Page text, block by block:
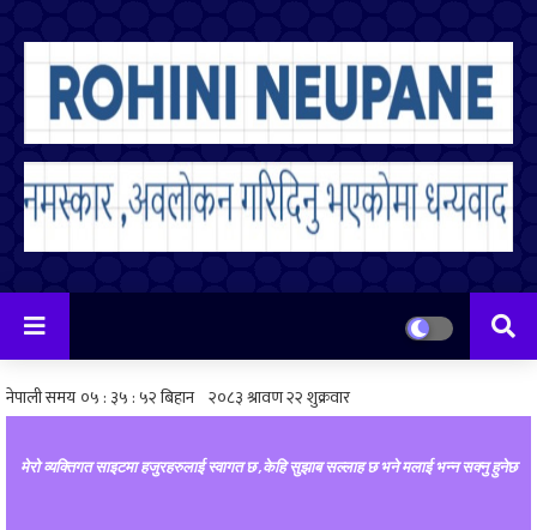
मेरो व्यक्तिगत साइटमा हजुरहरुलाई स्वागत छ ,केहि सुझाब सल्लाह छ भने मलाई भन्न सक्नु हुनेछ